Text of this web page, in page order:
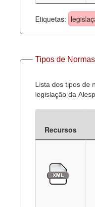
Etiquetas:
Tipos de Normas
Lista dos tipos de
legislação da Alesp.
Recursos